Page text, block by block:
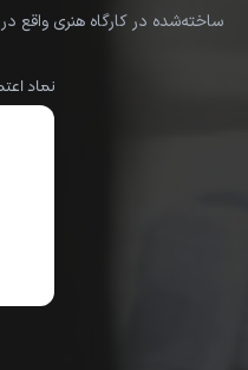
ساخته‌شده در کارگاه هنری واقع
نماد